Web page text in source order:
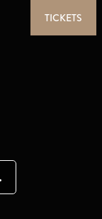
TICKETS